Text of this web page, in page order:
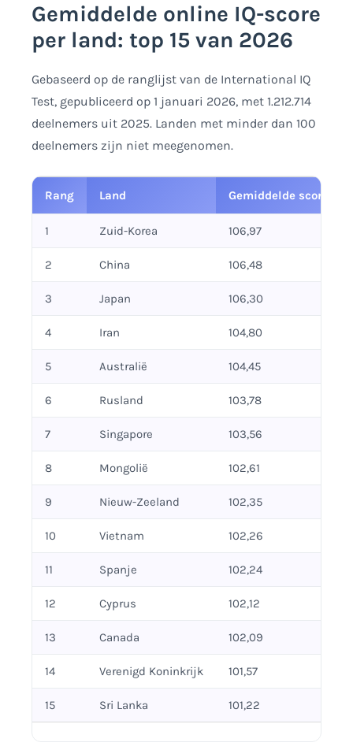
Gemiddelde online IQ-score
per land: top 15 van 2026
Gebaseerd op de ranglijst van de International IQ
Test, gepubliceerd op 1 januari 2026, met 1.212.714
deelnemers uit 2025. Landen met minder dan 100
deelnemers zijn niet meegenomen.
Rang Land Gemiddelde score
1 Zuid-Korea 106,97
2 China 106,48
3 Japan 106,30
4 Iran 104,80
5 Australië 104,45
6 Rusland 103,78
7 Singapore 103,56
8 Mongolië 102,61
9 Nieuw-Zeeland 102,35
10 Vietnam 102,26
11 Spanje 102,24
12 Cyprus 102,12
13 Canada 102,09
14 Verenigd Koninkrijk 101,57
15 Sri Lanka 101,22